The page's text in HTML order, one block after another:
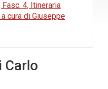
4, Itineraria
cura di Giuseppe
Carlo